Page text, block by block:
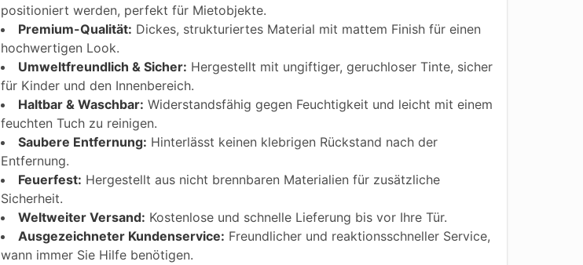
positioniert werden, perfekt für Mietobjekte.
Premium-Qualität: Dickes, strukturiertes Material mit mattem Finish für einen
hochwertigen Look.
Umweltfreundlich & Sicher: Hergestellt mit ungiftiger, geruchloser Tinte, sicher
für Kinder und den Innenbereich.
Haltbar & Waschbar: Widerstandsfähig gegen Feuchtigkeit und leicht mit einem
feuchten Tuch zu reinigen.
Saubere Entfernung: Hinterlässt keinen klebrigen Rückstand nach der
Entfernung.
Feuerfest: Hergestellt aus nicht brennbaren Materialien für zusätzliche
Sicherheit.
Weltweiter Versand: Kostenlose und schnelle Lieferung bis vor Ihre Tür.
Ausgezeichneter Kundenservice: Freundlicher und reaktionsschneller Service,
wann immer Sie Hilfe benötigen.